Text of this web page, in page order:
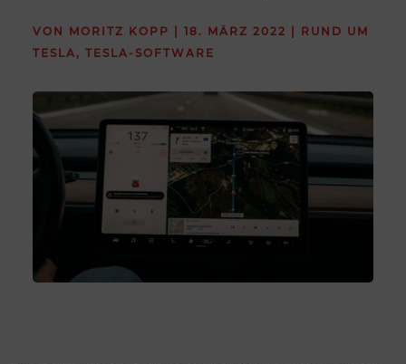
VON MORITZ KOPP |18. MÄRZ 2022
RUND UM
TESLA,TESLA-SOFTWARE